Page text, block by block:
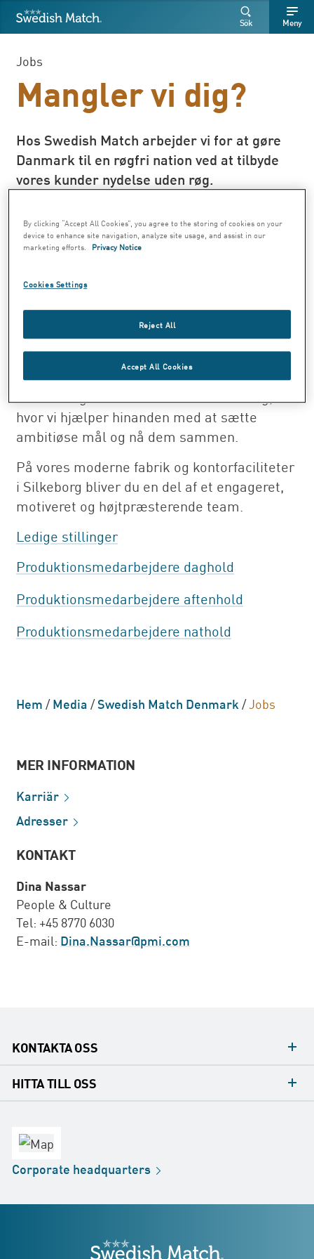
Sök
Fritext
Fritext SÖK
Swedish Match Meny
Sök
Jobs
Mangler vi dig?
Hos Swedish Match arbejder vi for at gøre
Danmark til en røgfri nation ved at tilbyde
vores kunder nydelse uden røg.
Vi ønsker at gøre en positiv forskel i
samfundet gennem bæredygtige produkter
mennesker og miljø.
Derfor er vi løbende på udkig efter dygtige
og engagerede kolleger, som vil være med til
at realisere vores vision om et Danmark
uden røg.
hvor vi hjælper hinanden med at sætte
ambitiøse mål og nå dem sammen.
På vores moderne fabrik og kontorfaciliteter
i Silkeborg bliver du en del af et engageret,
motiveret og højtpræsterende team.
Ledige stillinger
Produktionsmedarbejdere daghold
Produktionsmedarbejdere aftenhold
Produktionsmedarbejdere nathold
Hem/Media/Swedish Match Denmark/Jobs
MER INFORMATION
Karriär
Adresser
KONTAKT
Dina Nassar
People & Culture
Tel: +45 8770 6030
E-mail: Dina.Nassar@pmi.com
KONTAKTA OSS
Konsumentkontakt
HITTA TILL OSS
Försäljningskontor
Distribution
Butik
Corporate headquarters
Swedish Match
By clicking “Accept All Cookies”, you agree to the storing of cookies on your
device to enhance site navigation, analyze site usage, and assist in our
marketing efforts.
Privacy Notice
Cookies Settings
Reject All
Accept All Cookies